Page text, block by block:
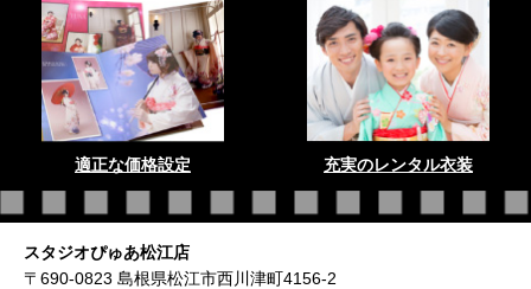
適正な価格設定 充実のレンタル衣装
スタジオぴゅあ松江店
〒690-0823 島根県松江市西川津町4156-2